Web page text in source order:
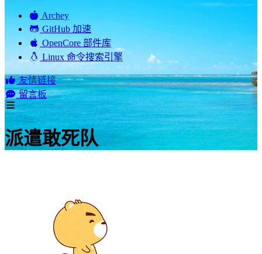
Archey
GitHub 加速
OpenCore 部件库
Linux 命令搜索引擎
友情链接
留言板
派遣敢死队